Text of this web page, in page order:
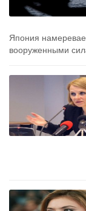
Япония
вооруженными